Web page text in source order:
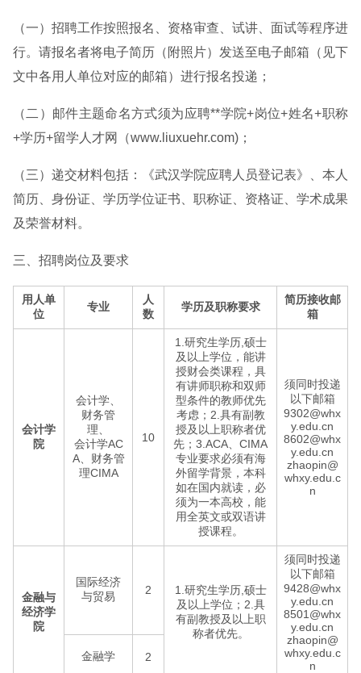
（一）招聘工作按照报名、资格审查、试讲、面试等程序进
行。请报名者将电子简历（附照片）发送至电子邮箱（见下
文中各用人单位对应的邮箱）进行报名投递；
（二）邮件主题命名方式须为应聘**学院+岗位+姓名+职称
+学历+留学人才网（www.liuxuehr.com)；
（三）递交材料包括：《武汉学院应聘人员登记表》、本人
简历、身份证、学历学位证书、职称证、资格证、学术成果
及荣誉材料。
三、招聘岗位及要求
用人单
位
专业
人
数
学历及职称要求
简历接收邮
箱
会计学
院
会计学、
财务管
理、
会计学AC
A、财务管
理CIMA
10
1.研究生学历,硕士
及以上学位，能讲
授财会类课程，具
有讲师职称和双师
型条件的教师优先
考虑；2.具有副教
授及以上职称者优
先；3.ACA、CIMA
专业要求必须有海
外留学背景，本科
如在国内就读，必
须为一本高校，能
用全英文或双语讲
授课程。
须同时投递
以下邮箱
9302@whx
y.edu.cn
8602@whx
y.edu.cn
zhaopin@
whxy.edu.c
n
金融与
经济学
院
国际经济
与贸易
2
1.研究生学历,硕士
及以上学位；2.具
有副教授及以上职
称者优先。
须同时投递
以下邮箱
9428@whx
y.edu.cn
8501@whx
y.edu.cn
zhaopin@
whxy.edu.c
n
金融学 2